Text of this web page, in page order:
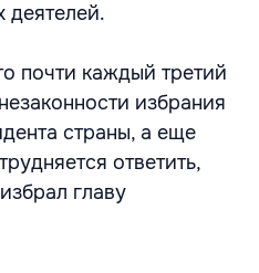
деятелей.
почти каждый третий
избрания
страны, а еще
ответить,
главу